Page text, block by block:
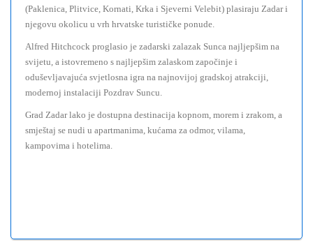
(Paklenica, Plitvice, Kornati, Krka i Sjeverni Velebit) plasiraju Zadar i
njegovu okolicu u vrh hrvatske turističke ponude.
Alfred Hitchcock proglasio je zadarski zalazak Sunca najljepšim na
svijetu, a istovremeno s najljepšim zalaskom započinje i
oduševljavajuća svjetlosna igra na najnovijoj gradskoj atrakciji,
modernoj instalaciji Pozdrav Suncu.
Grad Zadar lako je dostupna destinacija kopnom, morem i zrakom, a
smještaj se nudi u apartmanima, kućama za odmor, vilama,
kampovima i hotelima.